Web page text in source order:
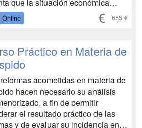
que la situación económica
es especialmente exigente para
que aún arrastran las
que las obligó a iniciar un duro
de adaptac...
Online 655 €
Práctico en Materia de
acometidas en materia de
hacen necesario su análisis
a fin de permitir
el resultado práctico de las
y de evaluar su incidencia en la